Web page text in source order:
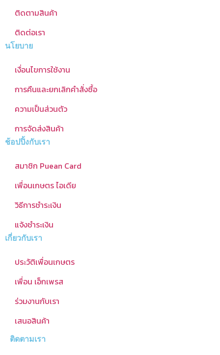
ติดตามสินค้า
ติดต่อเรา
นโยบาย
เงื่อนไขการใช้งาน
การคืนและยกเลิกคำสั่งซื้อ
ความเป็นส่วนตัว
การจัดส่งสินค้า
ช้อปปิ้งกับเรา
สมาชิก Puean Card
เพื่อนเกษตร ไอเดีย
วิธีการชำระเงิน
แจ้งชำระเงิน
เกี่ยวกับเรา
ประวัติเพื่อนเกษตร
เพื่อน เอ็กเพรส
ร่วมงานกับเรา
เสนอสินค้า
ติดตามเรา